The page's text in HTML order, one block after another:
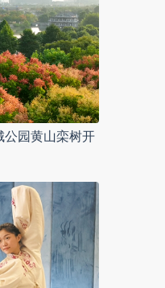
公园黄山栾树开